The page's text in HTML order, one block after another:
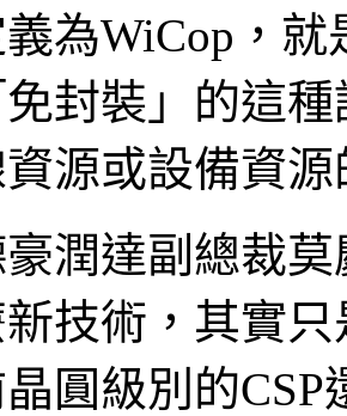
為WiCop，
封裝」的這
源或設備資
潤達副總裁
技術，其實
圓級別的